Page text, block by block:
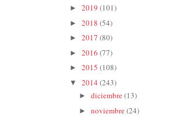
► 2019 (101)
► 2018 (54)
► 2017 (80)
► 2016 (77)
► 2015 (108)
▼ 2014 (243)
► diciembre(13)
► noviembre(24)